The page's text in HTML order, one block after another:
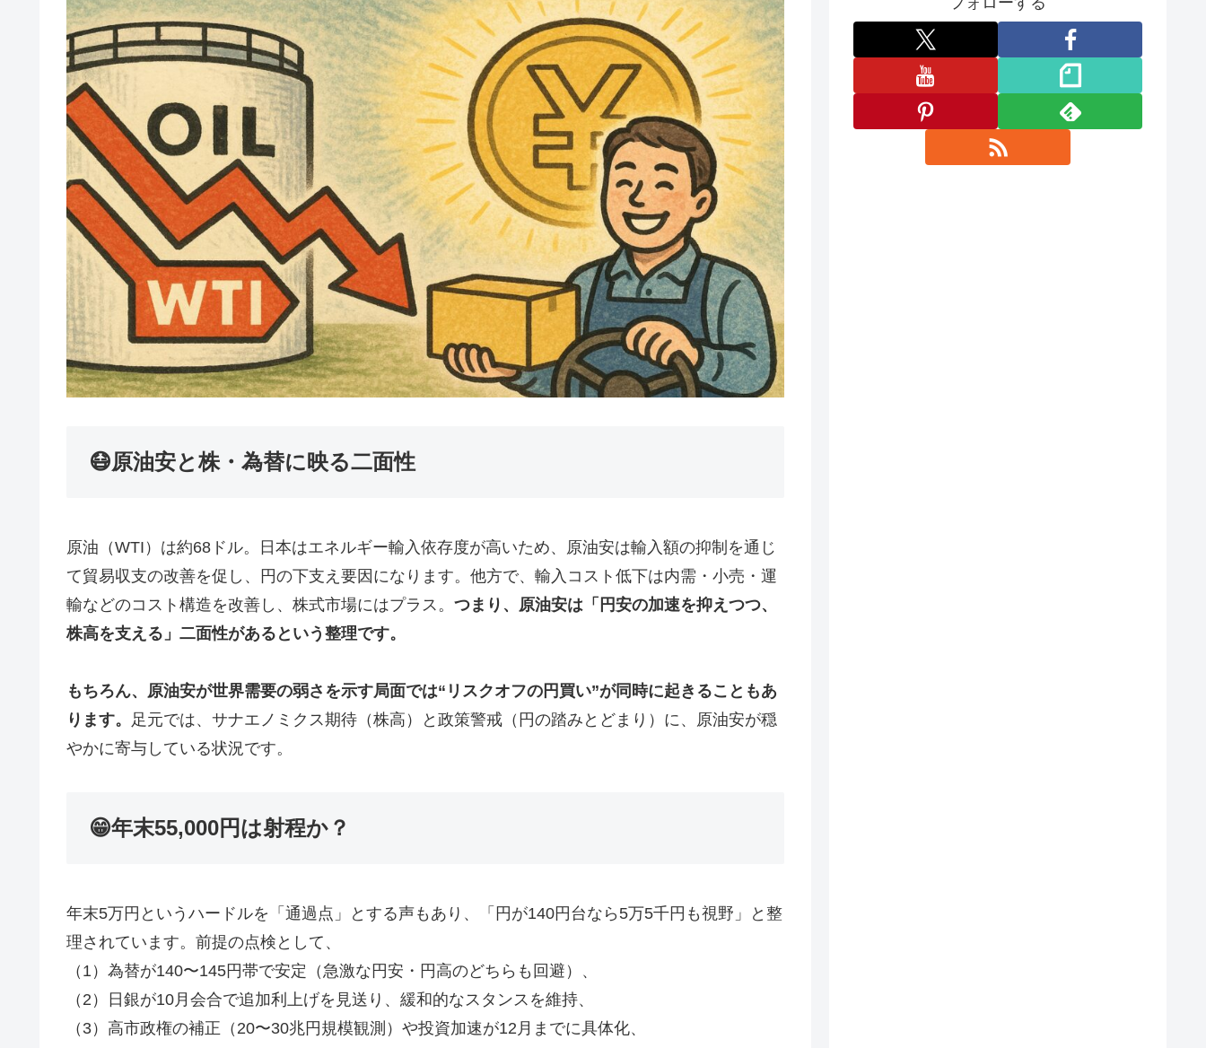
😷原油安と株・為替に映る二面性
原油（WTI）は約68ドル。日本はエネルギー輸入依存度が高いため、原油安は輸入額の抑制を通じ
て貿易収支の改善を促し、円の下支え要因になります。他方で、輸入コスト低下は内需・小売・運
輸などのコスト構造を改善し、株式市場にはプラス。 つまり、原油安は「円安の加速を抑えつつ、
株高を支える」二面性があるという整理です。
もちろん、原油安が世界需要の弱さを示す局面では“リスクオフの円買い”が同時に起きることもあ
ります。 足元では、サナエノミクス期待（株高）と政策警戒（円の踏みとどまり）に、原油安が穏
やかに寄与している状況です。
😁年末55,000円は射程か？
年末5万円というハードルを「通過点」とする声もあり、「円が140円台なら5万5千円も視野」と整
理されています。前提の点検として、
（1）為替が140〜145円帯で安定（急激な円安・円高のどちらも回避）、
（2）日銀が10月会合で追加利上げを見送り、緩和的なスタンスを維持、
（3）高市政権の補正（20〜30兆円規模観測）や投資加速が12月までに具体化、